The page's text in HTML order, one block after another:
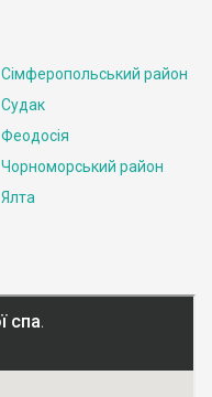
Сімферопольський район
Судак
Феодосія
Чорноморський район
Ялта